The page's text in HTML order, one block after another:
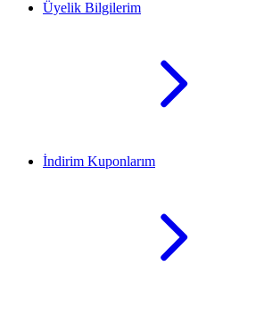
Üyelik Bilgilerim
İndirim Kuponlarım